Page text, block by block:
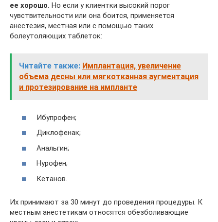
ее хорошо. Но если у клиентки высокий порог
чувствительности или она боится, применяется
анестезия, местная или с помощью таких
болеутоляющих таблеток:
Читайте также: Имплантация, увеличение
объема десны или мягкотканная аугментация
и протезирование на импланте
Ибупрофен;
Диклофенак;
Анальгин;
Нурофен;
Кетанов.
Их принимают за 30 минут до проведения процедуры. К
местным анестетикам относятся обезболивающие